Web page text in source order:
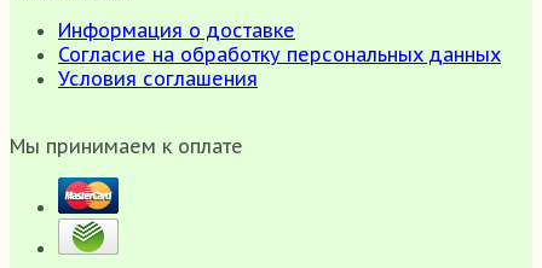
Информация о доставке
Согласие на обработку персональных данных
Условия соглашения
Мы принимаем к оплате